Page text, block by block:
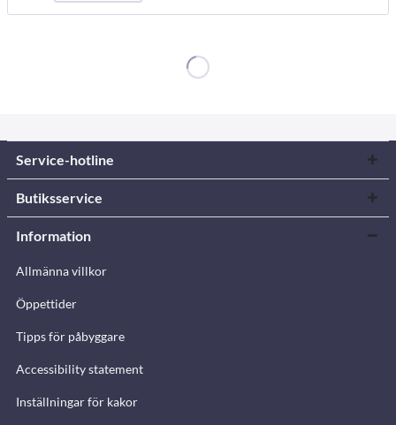
Service-hotline
Butiksservice
Information
Allmänna villkor
Öppettider
Tipps för påbyggare
Accessibility statement
Inställningar för kakor